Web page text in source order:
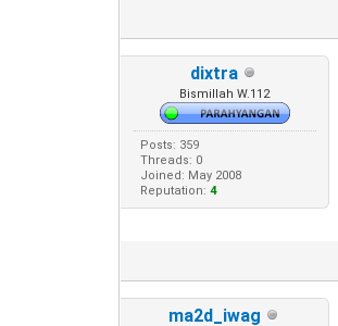
dixtra
Bismillah W.112
Posts: 359
Threads: 0
Joined: May 2008
Reputation: 4
ma2d_iwag